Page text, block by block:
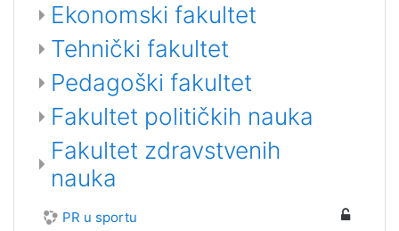
Ekonomski fakultet
Tehnički fakultet
Pedagoški fakultet
Fakultet političkih nauka
Fakultet zdravstvenih
nauka
PR u sportu